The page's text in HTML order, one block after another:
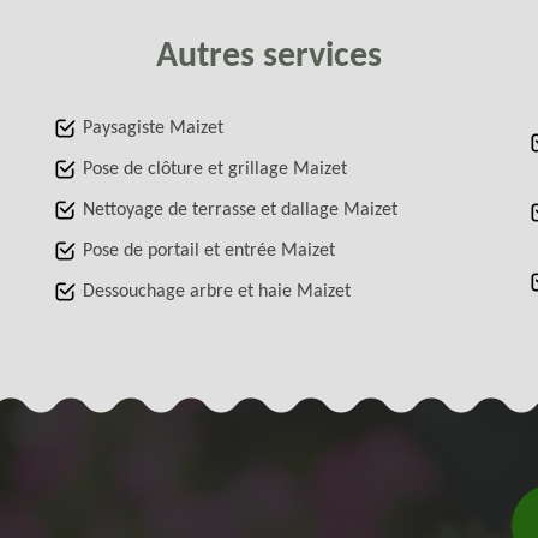
Autres services
Paysagiste Maizet
Pose de clôture et grillage Maizet
Nettoyage de terrasse et dallage Maizet
Pose de portail et entrée Maizet
Dessouchage arbre et haie Maizet